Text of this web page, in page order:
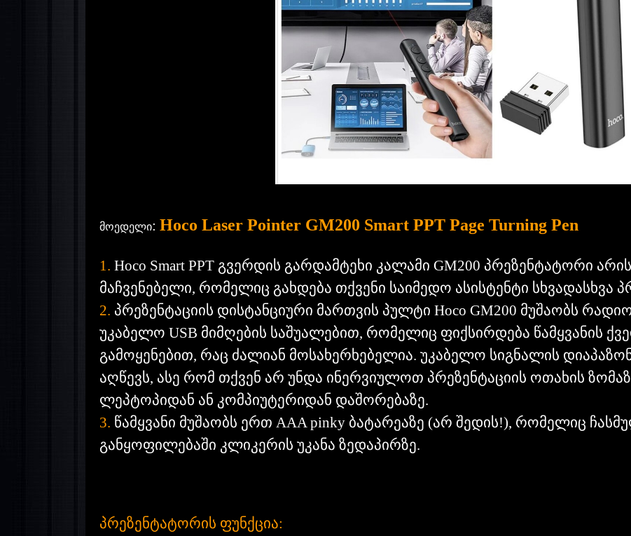
მოედელი:Hoco Laser Pointer GM200 Smart PPT Page Turning Pen
1.Hoco Smart PPT გვერდის გარდამტეხი კალამი GM200 პრეზენტატორი
მაჩვენებელი, რომელიც გახდება თქვენი საიმედო ასისტენტი სხვადასხვა
2. პრეზენტაციის დისტანციური მართვის პულტი Hoco GM200 მუშაობს
უკაბელო USB მიმღების საშუალებით, რომელიც ფიქსირდება წამყვანის
გამოყენებით, რაც ძალიან მოსახერხებელია. უკაბელო სიგნალის
აღწევს, ასე რომ თქვენ არ უნდა ინერვიულოთ პრეზენტაციის ოთახის
ლეპტოპიდან ან კომპიუტერიდან დაშორებაზე.
3. წამყვანი მუშაობს ერთ AAA pinky ბატარეაზე (არ შედის!), რომელიც
განყოფილებაში კლიკერის უკანა ზედაპირზე.
პრეზენტატორის ფუნქცია: